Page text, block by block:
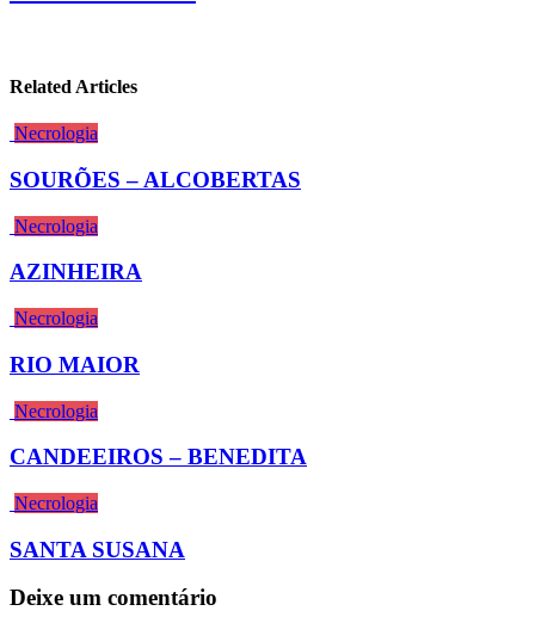
Related Articles
Necrologia
SOURÕES – ALCOBERTAS
Necrologia
AZINHEIRA
Necrologia
RIO MAIOR
Necrologia
CANDEEIROS – BENEDITA
Necrologia
SANTA SUSANA
Deixe um comentário